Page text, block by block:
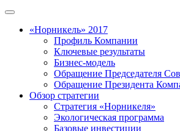
«Норникель» 2017
Профиль Компании
Ключевые результаты
Бизнес-модель
Обращение Председателя
Обращение Президента
Обзор стратегии
Стратегия «Норникеля»
Экологическая программа
Базовые инвестиции